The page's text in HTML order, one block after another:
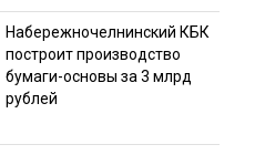
Набережночелнинский КБК
построит производство
бумаги-основы за 3 млрд
рублей